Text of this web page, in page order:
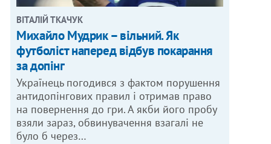
ВІТАЛІЙ ТКАЧУК
Михайло Мудрик – вільний. Як
футболіст наперед відбув покарання
за допінг
Українець погодився з фактом порушення
антидопінгових правил і отримав право
на повернення до гри. А якби його пробу
взяли зараз, обвинувачення взагалі не
було б через…